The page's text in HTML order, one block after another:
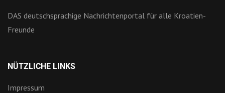
DAS deutschsprachige Nachrichtenportal für alle Kroatien-
Freunde
NÜTZLICHE LINKS
Impressum